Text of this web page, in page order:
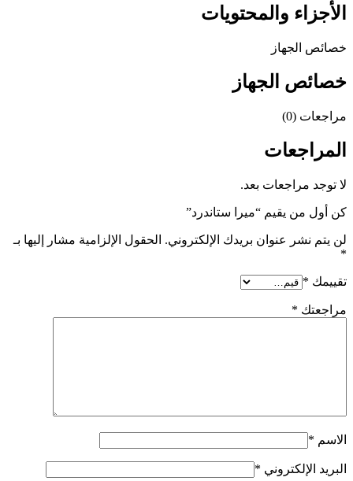
الأجزاء والمحتويات
خصائص الجهاز
خصائص الجهاز
مراجعات (0)
المراجعات
لا توجد مراجعات بعد.
كن أول من يقيم “ميرا ستاندرد”
لن يتم نشر عنوان بريدك الإلكتروني. الحقول الإلزامية مشار إليها بـ
*
تقييمك *
مراجعتك *
الاسم *
البريد الإلكتروني *